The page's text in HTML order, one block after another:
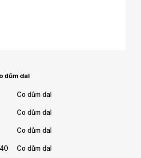
dům dal
Co dům dal
Co dům dal
Co dům dal
Co dům dal